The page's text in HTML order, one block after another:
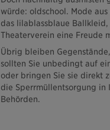
würde: oldschool. Mode
das lilablassblaue
Theaterverein eine Freude
Übrig bleiben
sollten Sie unbedingt auf
oder bringen Sie sie direkt
die Sperrmüllentsorgung in
Behörden.